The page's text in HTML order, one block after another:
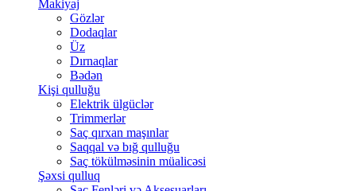
Makiyaj
Gözlər
Dodaqlar
Üz
Dırnaqlar
Bədən
Kişi qulluğu
Elektrik ülgüclər
Trimmerlər
Saç qırxan maşınlar
Saqqal və bığ qulluğu
Saç tökülməsinin müalicəsi
Şəxsi qulluq